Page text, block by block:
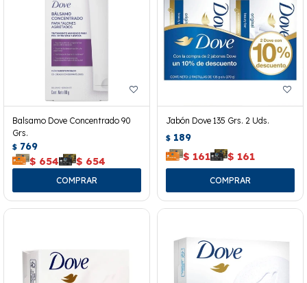
Balsamo Dove Concentrado 90
Grs.
$ 769
$ 654 $ 654
Jabón Dove 135 Grs. 2 Uds.
$ 189
$ 161 $ 161